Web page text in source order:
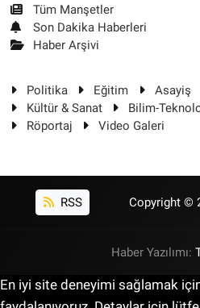
Tüm Manşetler
Son Dakika Haberleri
Haber Arşivi
Politika Eğitim Asayiş
Kültür & Sanat
Bilim-
Röportaj
Video Galeri
RSS Copyright ©
Haber Yazılımı:
En iyi site deneyimi sağlamak